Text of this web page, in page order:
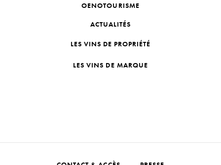
OENOTOURISME
ACTUALITÉS
LES VINS DE PROPRIÉTÉ
LES VINS DE MARQUE